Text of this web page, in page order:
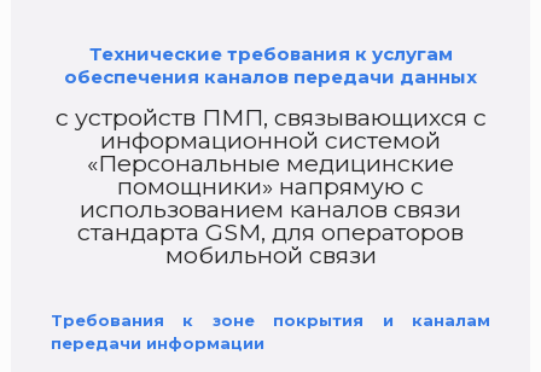
Технические требования к услугам
обеспечения каналов передачи данных
с устройств ПМП, связывающихся с
информационной системой
«Персональные медицинские
помощники» напрямую с
использованием каналов связи
стандарта GSM, для операторов
мобильной связи
Требования к зоне покрытия и каналам
передачи информации